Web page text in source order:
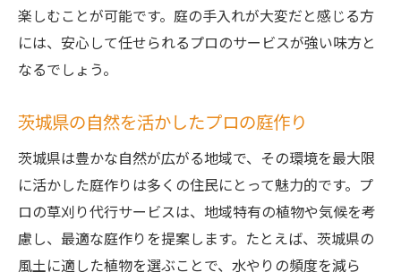
楽しむことが可能です。庭の手入れが大変だと感じる方
には、安心して任せられるプロのサービスが強い味方と
なるでしょう。
茨城県の自然を活かしたプロの庭作り
茨城県は豊かな自然が広がる地域で、その環境を最大限
に活かした庭作りは多くの住民にとって魅力的です。プ
ロの草刈り代行サービスは、地域特有の植物や気候を考
慮し、最適な庭作りを提案します。たとえば、茨城県の
風土に適した植物を選ぶことで、水やりの頻度を減ら